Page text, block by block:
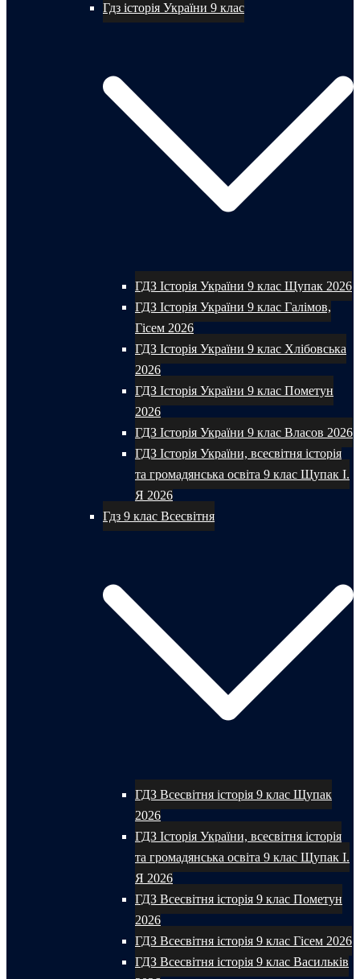
Гдз історія України 9 клас
ГДЗ Історія України 9 клас Щупак 2026
ГДЗ Історія України 9 клас Галімов,
Гісем 2026
ГДЗ Історія України 9 клас Хлібовська
2026
ГДЗ Історія України 9 клас Пометун
2026
ГДЗ Історія України 9 клас Власов 2026
ГДЗ Історія України, всесвітня історія
та громадянська освіта 9 клас Щупак І.
Я 2026
Гдз 9 клас Всесвітня
ГДЗ Всесвітня історія 9 клас Щупак
2026
ГДЗ Історія України, всесвітня історія
та громадянська освіта 9 клас Щупак І.
Я 2026
ГДЗ Всесвітня історія 9 клас Пометун
2026
ГДЗ Всесвітня історія 9 клас Гісем 2026
ГДЗ Всесвітня історія 9 клас Васильків